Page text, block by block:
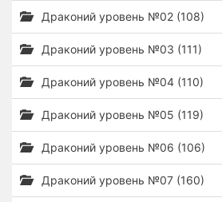
Драконий уровень №02 (108)
Драконий уровень №03 (111)
Драконий уровень №04 (110)
Драконий уровень №05 (119)
Драконий уровень №06 (106)
Драконий уровень №07 (160)